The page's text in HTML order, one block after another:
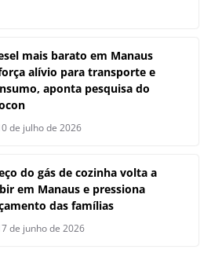
mais barato em Manaus
alívio para transporte e
aponta pesquisa do
de julho de 2026
do gás de cozinha volta a
em Manaus e pressiona
das famílias
de junho de 2026